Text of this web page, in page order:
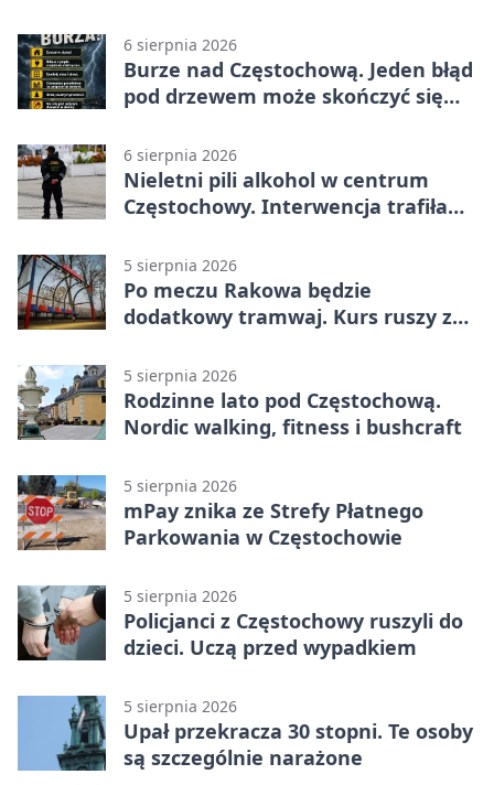
6 sierpnia 2026
Burze nad Częstochową. Jeden błąd
pod drzewem może skończyć się
6 sierpnia 2026
Nieletni pili alkohol w centrum
Częstochowy. Interwencja trafiła
5 sierpnia 2026
Po meczu Rakowa będzie
dodatkowy tramwaj. Kurs ruszy ze
5 sierpnia 2026
Rodzinne lato pod Częstochową.
Nordic walking, fitness i bushcraft
5 sierpnia 2026
mPay znika ze Strefy Płatnego
Parkowania w Częstochowie
5 sierpnia 2026
Policjanci z Częstochowy ruszyli do
dzieci. Uczą przed wypadkiem
5 sierpnia 2026
Upał przekracza 30 stopni. Te osoby
są szczególnie narażone